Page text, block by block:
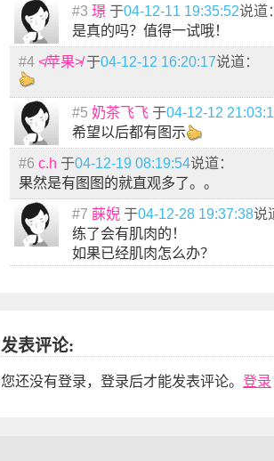
#3 璟 于04-12-11 19:35:52说道
是真的吗？值得一试哦！
#4 ≮苹果≯于04-12-12 16:20:17说道：
#5 奶茶飞飞 于04-12-12
希望以后都有图示
#6 c.h 于04-12-19 08:19:54说道：
果然是有图图的就直观多了。。
#7 蔝婗 于04-12-28 19:37:38说
练了会有肌肉的！
如果已经肌肉怎么办？
发表评论:
您还没有登录，登录后才能发表评论。 登录